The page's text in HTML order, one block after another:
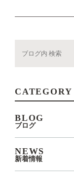
CATEGORY
BLOG
ブログ
NEWS
新着情報